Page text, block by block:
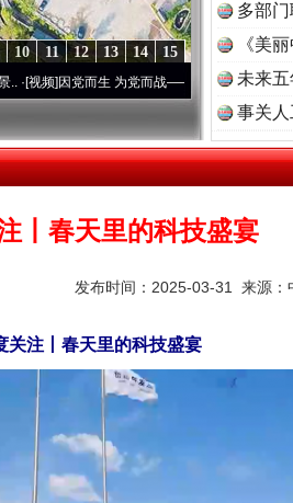
15
14
13
12
11
10
而生 为党而战——百年“纪”事⑧加强纪律..·[视
多部
《美
未来
事关
丨春天里的科技盛宴
发布时间：2025-03-31 来源：
关注丨春天里的科技盛宴